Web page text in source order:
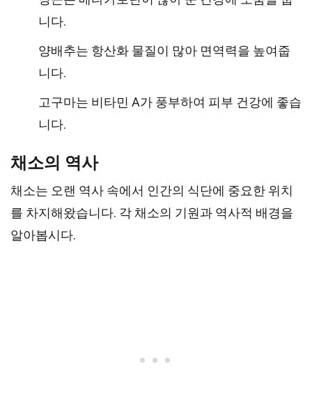
니다.
양배추는 항산화 물질이 많아 면역력을 높여줍
니다.
고구마는 비타민 A가 풍부하여 피부 건강에 좋습
니다.
채소의 역사
채소는 오랜 역사 속에서 인간의 식단에 중요한 위치
를 차지해왔습니다. 각 채소의 기원과 역사적 배경을
알아봅시다.